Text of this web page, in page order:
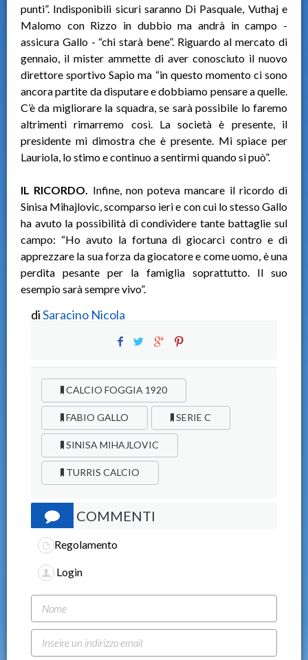
punti”. Indisponibili sicuri saranno Di Pasquale, Vuthaj e
Malomo con Rizzo in dubbio ma andrà in campo -
assicura Gallo - “chi starà bene”. Riguardo al mercato di
gennaio, il mister ammette di aver conosciuto il nuovo
direttore sportivo Sapio ma “in questo momento ci sono
ancora partite da disputare e dobbiamo pensare a quelle.
C’è da migliorare la squadra, se sarà possibile lo faremo
altrimenti rimarremo così. La società è presente, il
presidente mi dimostra che è presente. Mi spiace per
Lauriola, lo stimo e continuo a sentirmi quando si può”.
IL RICORDO. Infine, non poteva mancare il ricordo di
Sinisa Mihajlovic, scomparso ieri e con cui lo stesso Gallo
ha avuto la possibilità di condividere tante battaglie sul
campo: “Ho avuto la fortuna di giocarci contro e di
apprezzare la sua forza da giocatore e come uomo, è una
perdita pesante per la famiglia soprattutto. Il suo
esempio sarà sempre vivo”.
diSaracino Nicola
CALCIO FOGGIA 1920
FABIO GALLO SERIE C
SINISA MIHAJLOVIC
TURRIS CALCIO
COMMENTI
Regolamento
Login